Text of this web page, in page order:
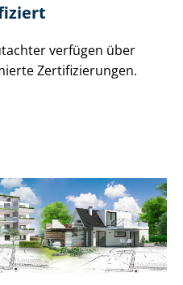
verfügen über
Zer­ti­fi­zie­run­gen.